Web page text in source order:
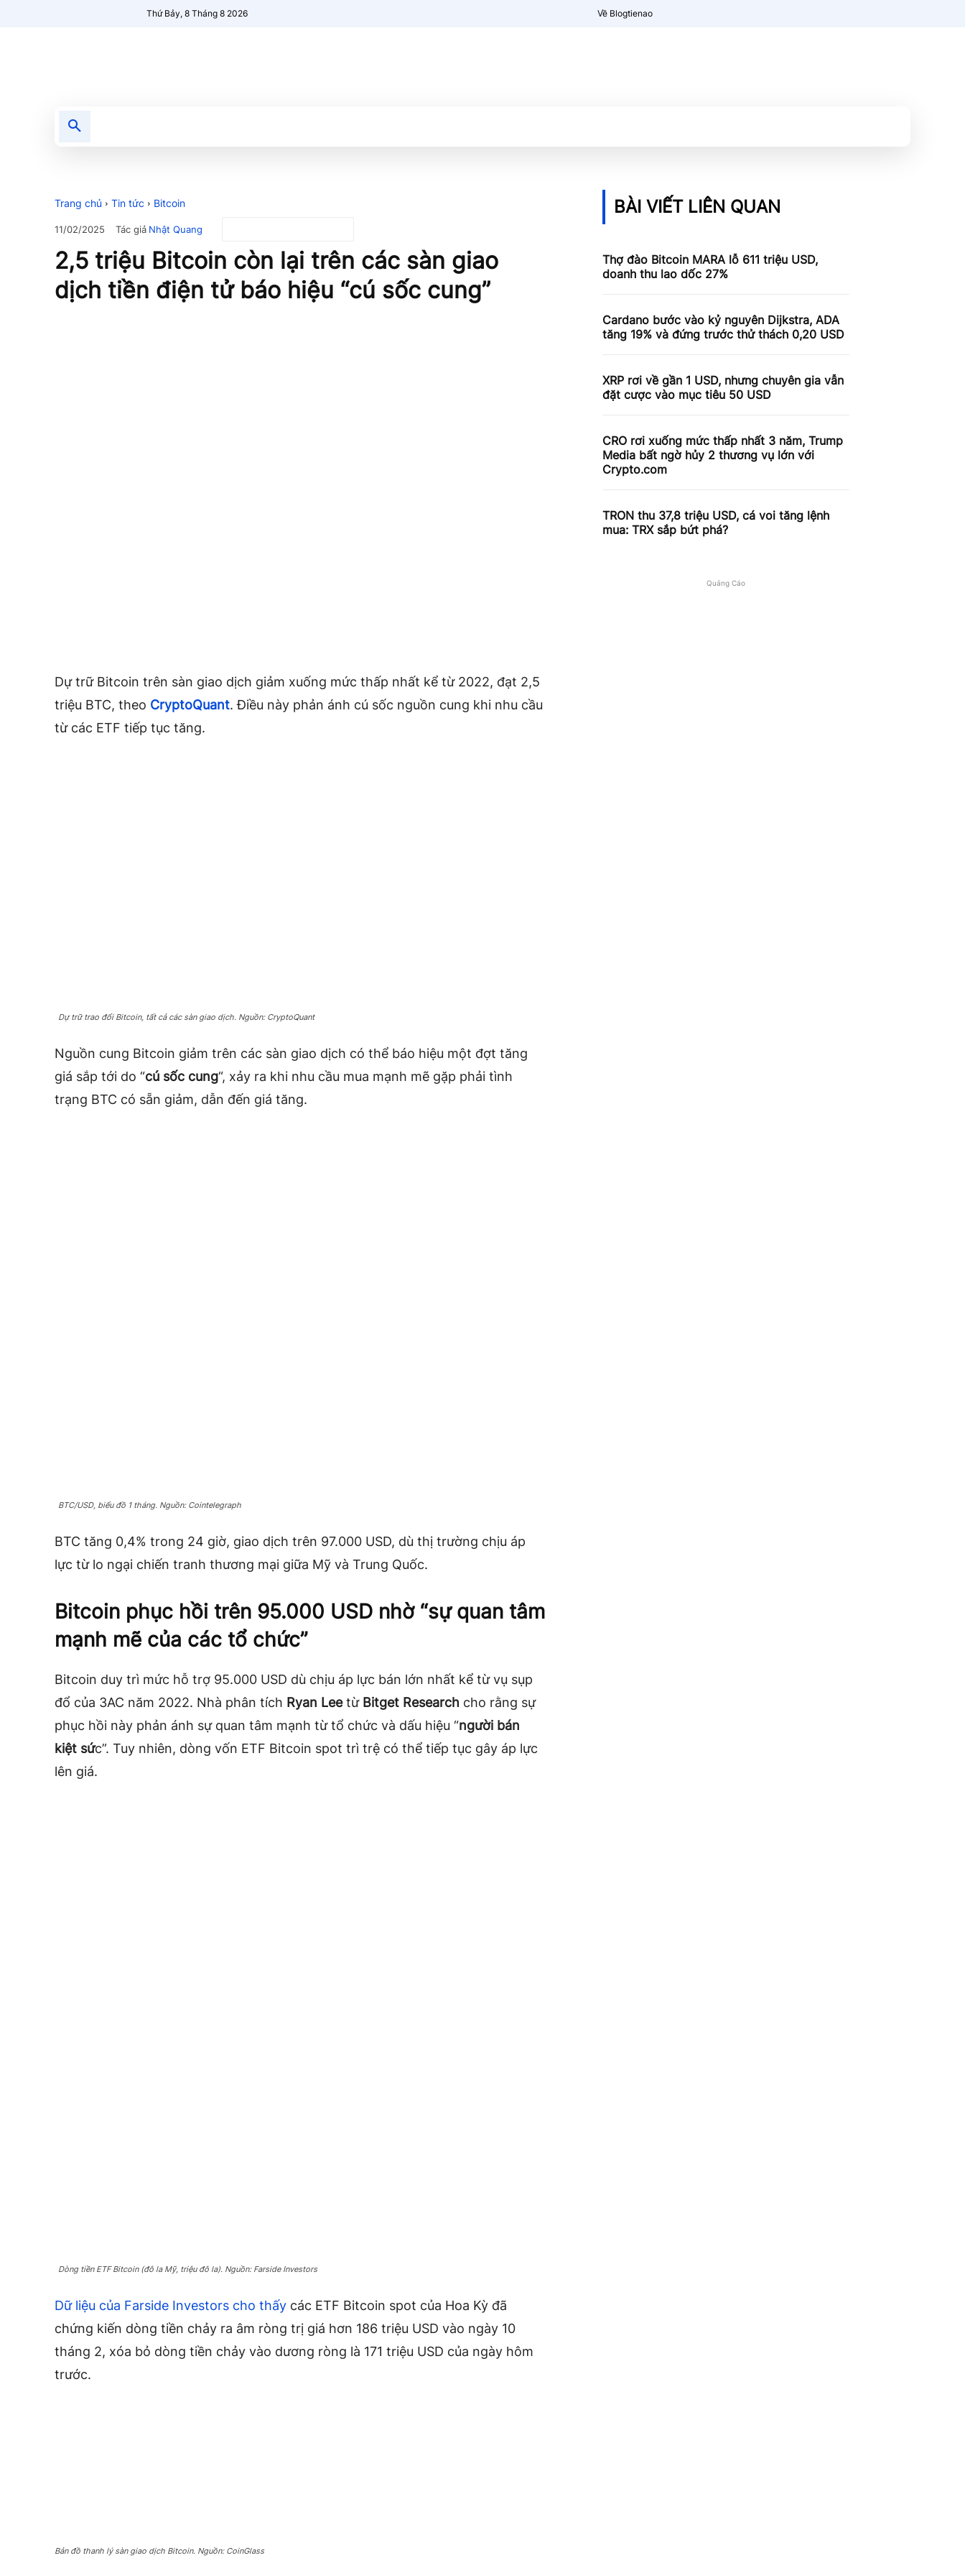
Thứ Bảy, 8 Tháng 8 2026 Về Blogtienao
Trang chủ Tin tức Bitcoin
11/02/2025 Tác giả Nhật Quang
2,5 triệu Bitcoin còn lại trên các sàn giao
dịch tiền điện tử báo hiệu “cú sốc cung”
Dự trữ Bitcoin trên sàn giao dịch giảm xuống mức thấp nhất kể từ 2022, đạt 2,5
triệu BTC, theo CryptoQuant. Điều này phản ánh cú sốc nguồn cung khi nhu cầu
từ các ETF tiếp tục tăng.
Dự trữ trao đổi Bitcoin, tất cả các sàn giao dịch. Nguồn: CryptoQuant
Nguồn cung Bitcoin giảm trên các sàn giao dịch có thể báo hiệu một đợt tăng
giá sắp tới do “cú sốc cung“, xảy ra khi nhu cầu mua mạnh mẽ gặp phải tình
trạng BTC có sẵn giảm, dẫn đến giá tăng.
BTC/USD, biểu đồ 1 tháng. Nguồn: Cointelegraph
BTC tăng 0,4% trong 24 giờ, giao dịch trên 97.000 USD, dù thị trường chịu áp
lực từ lo ngại chiến tranh thương mại giữa Mỹ và Trung Quốc.
Bitcoin phục hồi trên 95.000 USD nhờ “sự quan tâm
mạnh mẽ của các tổ chức”
Bitcoin duy trì mức hỗ trợ 95.000 USD dù chịu áp lực bán lớn nhất kể từ vụ sụp
đổ của 3AC năm 2022. Nhà phân tích Ryan Leetừ Bitget Research cho rằng sự
phục hồi này phản ánh sự quan tâm mạnh từ tổ chức và dấu hiệu “người bán
kiệt sức”. Tuy nhiên, dòng vốn ETF Bitcoin spot trì trệ có thể tiếp tục gây áp lực
lên giá.
Dòng tiền ETF Bitcoin (đô la Mỹ, triệu đô la). Nguồn: Farside Investors
Dữ liệu của Farside Investors cho thấy các ETF Bitcoin spot của Hoa Kỳ đã
chứng kiến ​​dòng tiền chảy ra âm ròng trị giá hơn 186 triệu USD vào ngày 10
tháng 2, xóa bỏ dòng tiền chảy vào dương ròng là 171 triệu USD của ngày hôm
trước.
Bản đồ thanh lý sàn giao dịch Bitcoin. Nguồn: CoinGlass
BÀI VIẾT LIÊN QUAN
Thợ đào Bitcoin MARA lỗ 611 triệu USD,
doanh thu lao dốc 27%
Cardano bước vào kỷ nguyên Dijkstra, ADA
tăng 19% và đứng trước thử thách 0,20 USD
XRP rơi về gần 1 USD, nhưng chuyên gia vẫn
đặt cược vào mục tiêu 50 USD
CRO rơi xuống mức thấp nhất 3 năm, Trump
Media bất ngờ hủy 2 thương vụ lớn với
Crypto.com
TRON thu 37,8 triệu USD, cá voi tăng lệnh
mua: TRX sắp bứt phá?
Quảng Cáo